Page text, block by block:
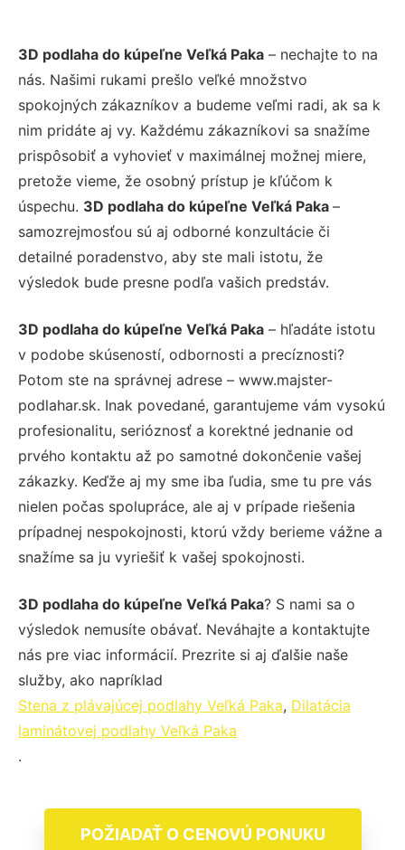
3D podlaha do kúpeľne Veľká Paka – nechajte to na
nás. Našimi rukami prešlo veľké množstvo
spokojných zákazníkov a budeme veľmi radi, ak sa k
nim pridáte aj vy. Každému zákazníkovi sa snažíme
prispôsobiť a vyhovieť v maximálnej možnej miere,
pretože vieme, že osobný prístup je kľúčom k
úspechu. 3D podlaha do kúpeľne Veľká Paka –
samozrejmosťou sú aj odborné konzultácie či
detailné poradenstvo, aby ste mali istotu, že
výsledok bude presne podľa vašich predstáv.
3D podlaha do kúpeľne Veľká Paka – hľadáte istotu
v podobe skúseností, odbornosti a precíznosti?
Potom ste na správnej adrese – www.majster-
podlahar.sk. Inak povedané, garantujeme vám vysokú
profesionalitu, serióznosť a korektné jednanie od
prvého kontaktu až po samotné dokončenie vašej
zákazky. Keďže aj my sme iba ľudia, sme tu pre vás
nielen počas spolupráce, ale aj v prípade riešenia
prípadnej nespokojnosti, ktorú vždy berieme vážne a
snažíme sa ju vyriešiť k vašej spokojnosti.
3D podlaha do kúpeľne Veľká Paka? S nami sa o
výsledok nemusíte obávať. Neváhajte a kontaktujte
nás pre viac informácií. Prezrite si aj ďalšie naše
služby, ako napríklad
Stena z plávajúcej podlahy Veľká Paka, Dilatácia
laminátovej podlahy Veľká Paka
.
POŽIADAŤ O CENOVÚ PONUKU